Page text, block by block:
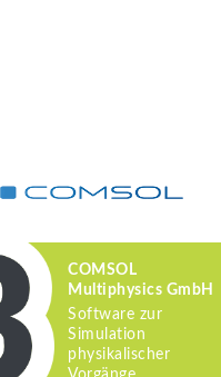
COMSOL
Multiphysics GmbH
Software zur
Simulation
physikalischer